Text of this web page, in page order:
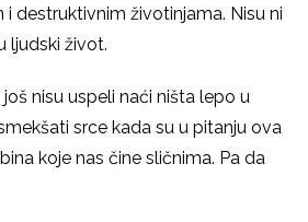
destruktivnim životinjama. Nisu ni
ljudski život.
nisu uspeli naći ništa lepo u
srce kada su u pitanju ova
koje nas čine sličnima. Pa da